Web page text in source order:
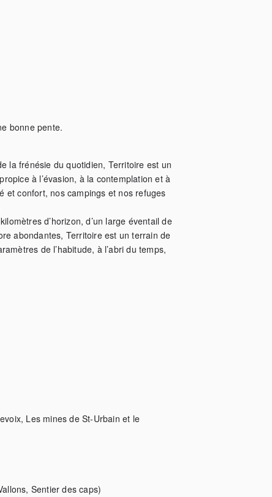
bonne pente.
la frénésie du quotidien, Territoire est un
à l’évasion, à la contemplation et à
et confort, nos campings et nos refuges
d’horizon, d’un large éventail de
abondantes, Territoire est un terrain de
de l’habitude, à l’abri du temps,
Les mines de St-Urbain et le
Sentier des caps)